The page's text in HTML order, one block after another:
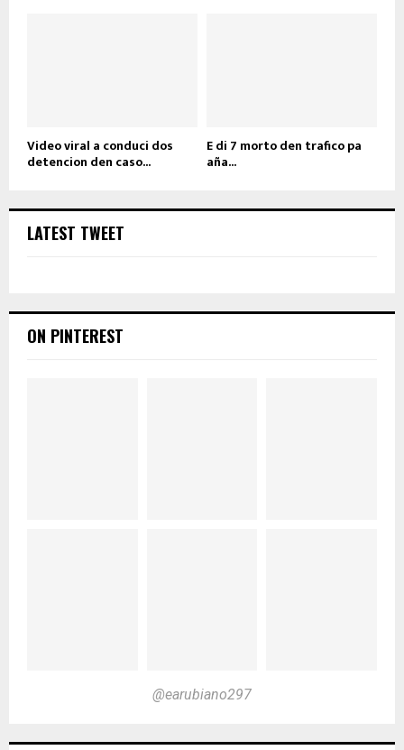
Video viral a conduci dos
detencion den caso...
E di 7 morto den trafico pa
aña...
LATEST TWEET
ON PINTEREST
@earubiano297